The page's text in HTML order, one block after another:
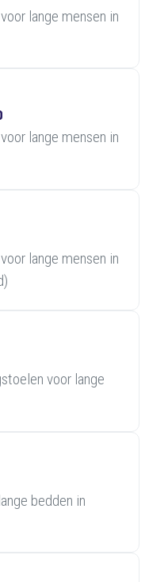
lange mensen in
lange mensen in
lange mensen in
voor lange
bedden in